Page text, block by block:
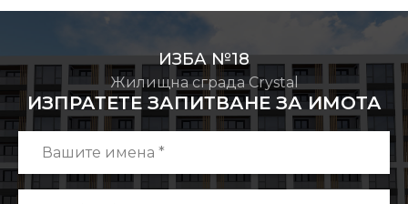
ИЗБА №18
Жилищна сграда Crystal
ИЗПРАТЕТЕ ЗАПИТВАНЕ ЗА ИМОТА